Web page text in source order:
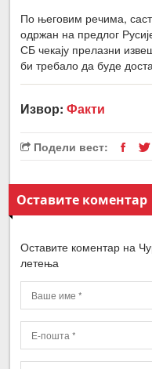
По његовим речима,
одржан на предлог
СБ чекају прелазни
би требало да буде
Извор:Факти
Подели вест:
Оставите коментар
Оставите коментар на
летења